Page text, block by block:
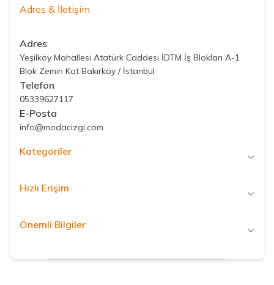
Adres & İletişim
Adres
Yeşilköy Mahallesi Atatürk Caddesi İDTM İş Blokları A-1
Blok Zemin Kat Bakırköy / İstanbul
Telefon
05339627117
E-Posta
info@modacizgi.com
Kategoriler
Hızlı Erişim
Önemli Bilgiler